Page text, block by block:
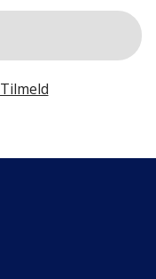
Tilmeld